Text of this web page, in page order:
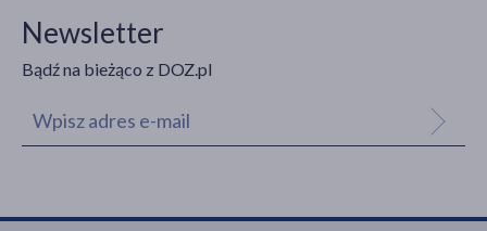
Newsletter
Bądź na bieżąco z DOZ.pl